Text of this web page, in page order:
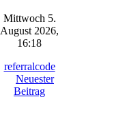
Mittwoch 5.
August 2026,
16:18
referralcode